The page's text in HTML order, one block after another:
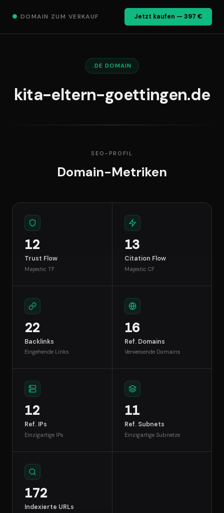
● DOMAIN ZUM VERKAUF Jetzt kaufen — 397 €
.DE DOMAIN
kita-eltern-goettingen.de
SEO-PROFIL
Domain-Metriken
12
Trust Flow
Majestic TF
13
Citation Flow
Majestic CF
22
Backlinks
Eingehende Links
16
Ref. Domains
Verweisende Domains
12
Ref. IPs
Einzigartige IPs
11
Ref. Subnets
Einzigartige Subnetze
172
Indexierte URLs